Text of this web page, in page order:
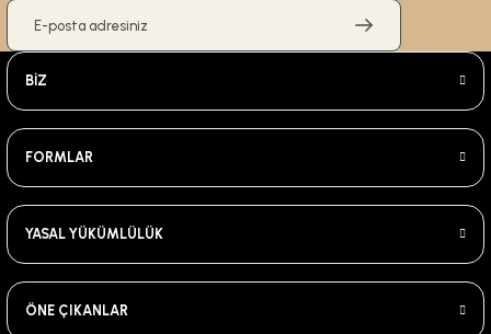
BİZ
FORMLAR
YASAL YÜKÜMLÜLÜK
ÖNE ÇIKANLAR